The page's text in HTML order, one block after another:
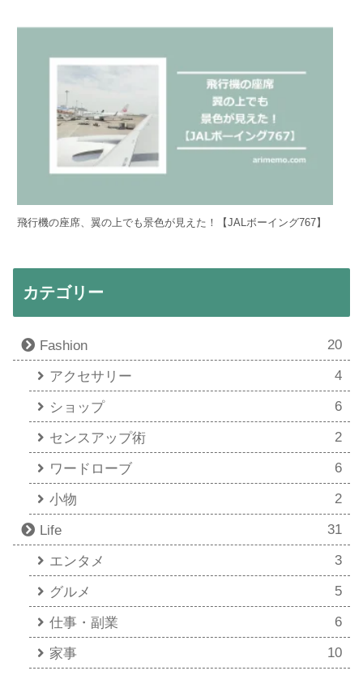
飛行機の座席、翼の上でも景色が見えた！【JALボーイング767】
カテゴリー
Fashion 20
アクセサリー 4
ショップ 6
センスアップ術 2
ワードローブ 6
小物 2
Life 31
エンタメ 3
グルメ 5
仕事・副業 6
家事 10